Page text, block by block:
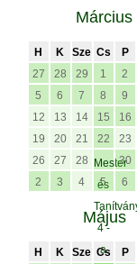
Március
H K Sze Cs P
27
28 29 1 2
5
6 7 8 9
12
13 14 15 16
19
20 21 22 23
26
27 28
Mester
és
4 -
a
30
2
3 4 5 6
Május
H K Sze Cs P